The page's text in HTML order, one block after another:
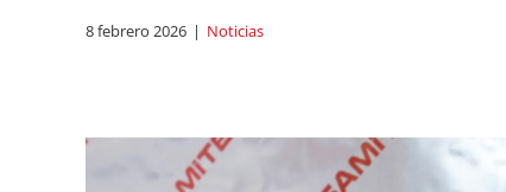
8 febrero 2026 | Noticias